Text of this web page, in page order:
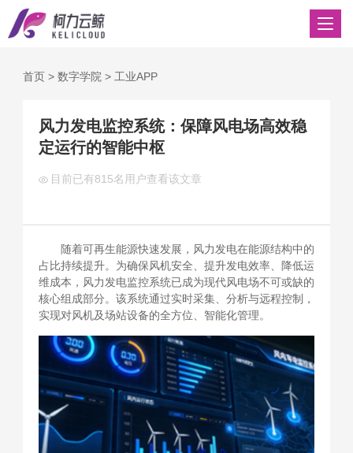
首页> 数字学院 > 工业APP
风力发电监控系统：保障风电场高效稳
定运行的智能中枢
目前已有815名用户查看该文章
随着可再生能源快速发展，风力发电在能源结构中的
占比持续提升。为确保风机安全、提升发电效率、降低运
维成本，风力发电监控系统已成为现代风电场不可或缺的
核心组成部分。该系统通过实时采集、分析与远程控制，
实现对风机及场站设备的全方位、智能化管理。